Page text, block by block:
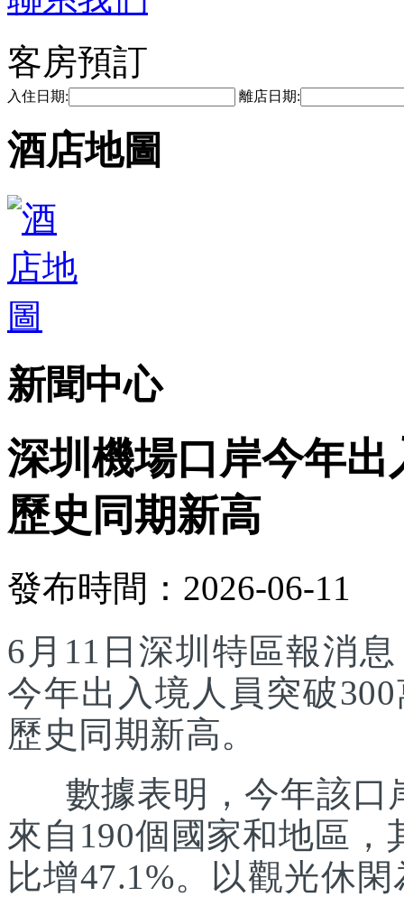
客房預訂
入住日期: 離店日期:
酒店地圖
新聞中心
深圳機場口岸今年出
歷史同期新高
發布時間：2026-06-11
6月11日深圳特區報消
今年出入境人員突破
歷史同期新高。
數據表明，今年該口
來自190個國家和地區，
比增47.1%。以觀光休